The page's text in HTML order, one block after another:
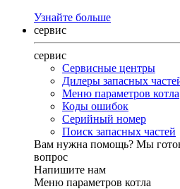
Узнайте больше
сервис
сервис
Сервисные центры
Дилеры запасных
Меню параметров котла
Коды ошибок
Серийный номер
Поиск запасных частей
Вам нужна помощь? Мы
вопрос
Напишите нам
Меню параметров котла